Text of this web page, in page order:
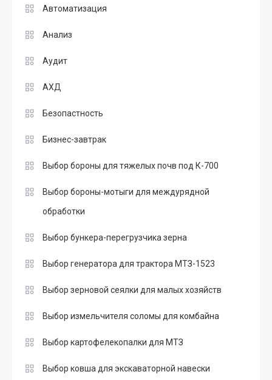
Автоматизация
Анализ
Аудит
АХД
Безопастность
Бизнес-завтрак
Выбор бороны для тяжелых почв под К-700
Выбор бороны-мотыги для междурядной
обработки
Выбор бункера-перегрузчика зерна
Выбор генератора для трактора МТЗ-1523
Выбор зерновой сеялки для малых хозяйств
Выбор измельчителя соломы для комбайна
Выбор картофелекопалки для МТЗ
Выбор ковша для экскаваторной навески